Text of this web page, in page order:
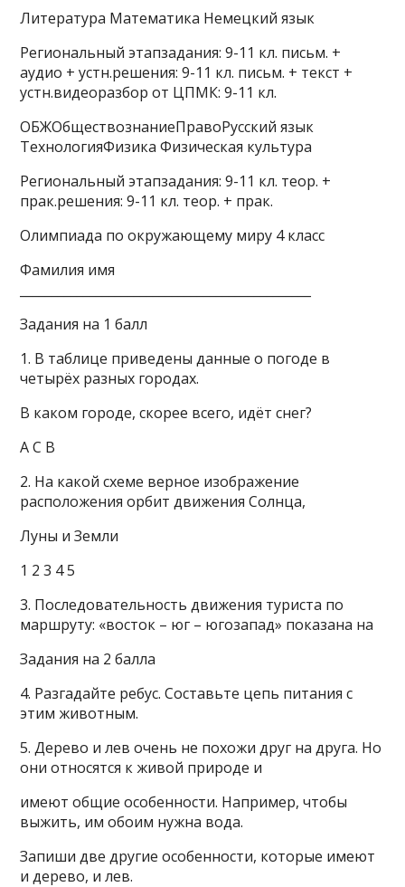
Литература Математика Немецкий язык
Региональный этапзадания: 9-11 кл. письм. +
аудио + устн.решения: 9-11 кл. письм. + текст +
устн.видеоразбор от ЦПМК: 9-11 кл.
ОБЖОбществознаниеПравоРусский язык
ТехнологияФизика Физическая культура
Региональный этапзадания: 9-11 кл. теор. +
прак.решения: 9-11 кл. теор. + прак.
Олимпиада по окружающему миру 4 класс
Фамилия имя
Задания на 1 балл
1. В таблице приведены данные о погоде в
четырёх разных городах.
В каком городе, скорее всего, идёт снег?
А С В
2. На какой схеме верное изображение
расположения орбит движения Солнца,
Луны и Земли
1 2 3 4 5
3. Последовательность движения туриста по
маршруту: «восток – юг – югозапад» показана на
Задания на 2 балла
4. Разгадайте ребус. Составьте цепь питания с
этим животным.
5. Дерево и лев очень не похожи друг на друга. Но
они относятся к живой природе и
имеют общие особенности. Например, чтобы
выжить, им обоим нужна вода.
Запиши две другие особенности, которые имеют
и дерево, и лев.